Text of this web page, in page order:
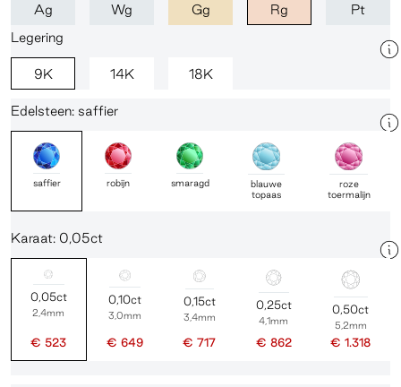
Ag Wg Gg Rg
Pt
Legering
9K 14K 18K
Edelsteen: saffier
saffier robijn smaragd
blauwe
topaas
roze
toermalijn
Karaat: 0,05ct
0,05ct
2,4mm
€ 523
0,10ct
3,0mm
€ 649
0,15ct
3,4mm
€ 717
0,25ct
4,1mm
€ 862
0,50ct
5,2mm
€ 1.318